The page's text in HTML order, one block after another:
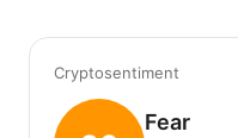
Cryptosentiment
Fear